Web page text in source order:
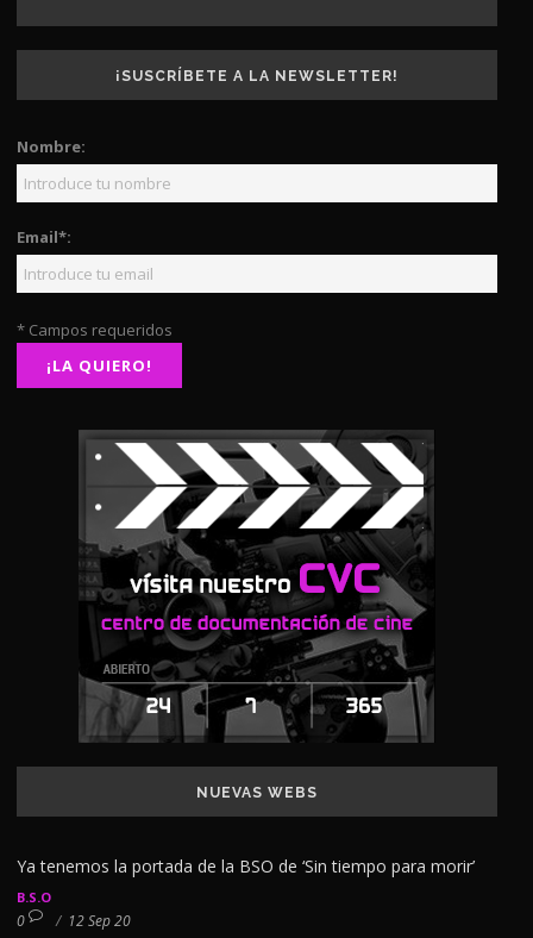
¡SUSCRÍBETE A LA NEWSLETTER!
Nombre:
Email*:
* Campos requeridos
NUEVAS WEBS
Ya tenemos la portada de la BSO de ‘Sin tiempo para morir’
B.S.O
0 / 12 Sep 20